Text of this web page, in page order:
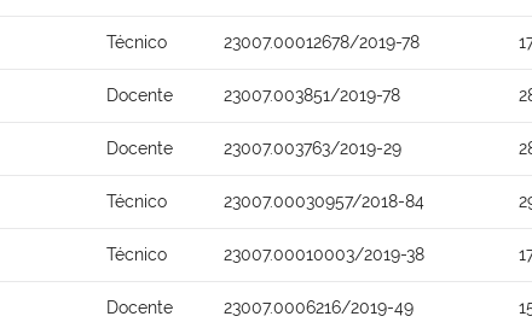
Técnico 23007.00012678/2019-78
Docente 23007.003851/2019-78
Docente 23007.003763/2019-29
Técnico 23007.00030957/2018-84
Técnico 23007.00010003/2019-38
Docente 23007.0006216/2019-49